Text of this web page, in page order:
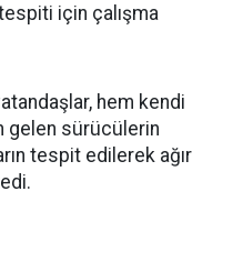
için çalışma
hem kendi
gelen sürücülerin
tespit edilerek ağır